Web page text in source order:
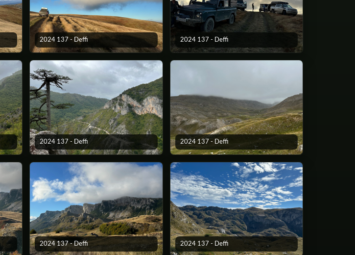
2024 137 - Deffi 2024 137 - Deffi
2024 137 - Deffi 2024 137 - Deffi
2024 137 - Deffi 2024 137 - Deffi